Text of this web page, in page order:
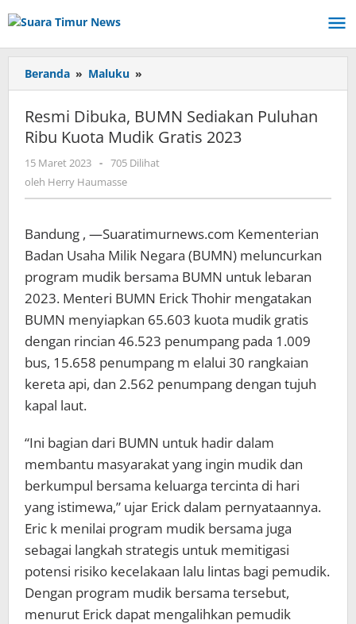
ke
Beranda » Maluku »
Dibuka,
Sediakan
Puluhan
Ribu
Resmi Dibuka, BUMN Sediakan Puluhan
Ribu Kuota Mudik Gratis 2023
15 Maret 2023 oleh
Herry
- 705 Dilihat
oleh Herry Haumasse
Bandung , —Suaratimurnews.com Kementerian
Badan Usaha Milik Negara (BUMN) meluncurkan
program mudik bersama BUMN untuk lebaran
2023. Menteri BUMN Erick Thohir mengatakan
BUMN menyiapkan 65.603 kuota mudik gratis
dengan rincian 46.523 penumpang pada 1.009
bus, 15.658 penumpang m elalui 30 rangkaian
kereta api, dan 2.562 penumpang dengan tujuh
kapal laut.
“Ini bagian dari BUMN untuk hadir dalam
membantu masyarakat yang ingin mudik dan
berkumpul bersama keluarga tercinta di hari
yang istimewa,” ujar Erick dalam pernyataannya.
Eric k menilai program mudik bersama juga
sebagai langkah strategis untuk memitigasi
potensi risiko kecelakaan lalu lintas bagi pemudik.
Dengan program mudik bersama tersebut,
menurut Erick dapat mengalihkan pemudik